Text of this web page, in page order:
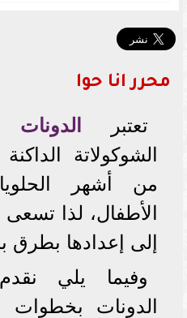
محرر انا حوا
تعتبر الدونات
الشوكولاتة
من أشهر
الأطفال، لذا تسعى
إلى إعدادها
وفيما يلي
الدونات بخطوات